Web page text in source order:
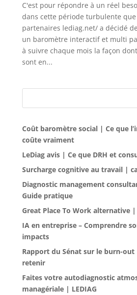
C'est pour répondre à un réel
dans cette période turbulente que
partenaires lediag.net/ a décidé
un baromètre interactif et multi
à suivre chaque mois la façon
sont en...
Coût baromètre social | Ce que
coûte vraiment
LeDiag avis | Ce que DRH et
Surcharge cognitive au travail |
Diagnostic management
Guide pratique
Great Place To Work alternative |
IA en entreprise – Comprendre
impacts
Rapport du Sénat sur le burn-out
retenir
Faites votre autodiagnostic
managériale | LEDIAG